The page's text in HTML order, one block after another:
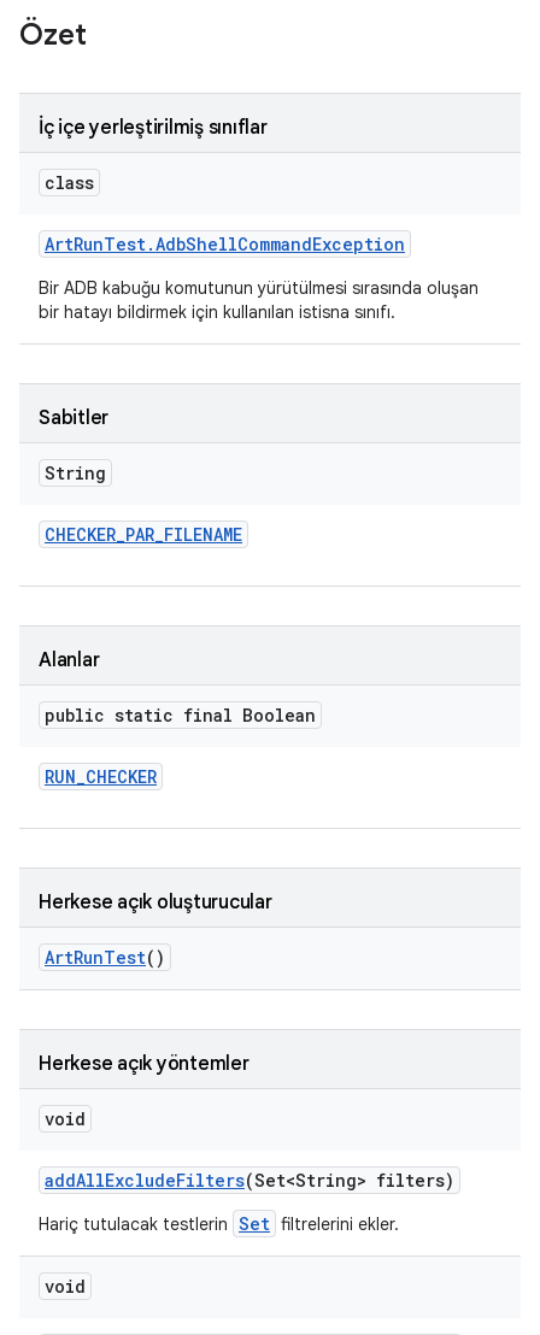
Özet
İç içe yerleştirilmiş sınıflar
class
ArtRunTest.AdbShellCommandException
Bir ADB kabuğu komutunun yürütülmesi sırasında oluşan
bir hatayı bildirmek için kullanılan istisna sınıfı.
Sabitler
String
CHECKER_PAR_FILENAME
Alanlar
public static final Boolean
RUN_CHECKER
Herkese açık oluşturucular
ArtRunTest()
Herkese açık yöntemler
void
addAllExcludeFilters(Set<String> filters)
Hariç tutulacak testlerin Set filtrelerini ekler.
void